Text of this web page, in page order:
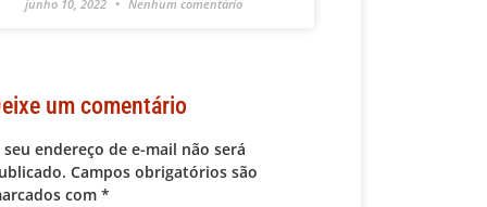
junho 10, 2022 Nenhum comentário
um comentário
seu endereço de e-mail não será
Campos obrigatórios são
com *